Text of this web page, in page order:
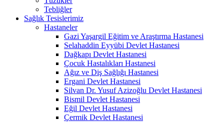
Tebliğler
Sağlık Tesislerimiz
Hastaneler
Gazi Yaşargil Eğitim ve Araştırma Hastanesi
Selahaddin Eyyübi Devlet Hastanesi
Dağkapı Devlet Hastanesi
Çocuk Hastalıkları Hastanesi
Ağız ve Diş Sağlığı Hastanesi
Ergani Devlet Hastanesi
Silvan Dr. Yusuf Azizoğlu Devlet Hastanesi
Bismil Devlet Hastanesi
Eğil Devlet Hastanesi
Çermik Devlet Hastanesi